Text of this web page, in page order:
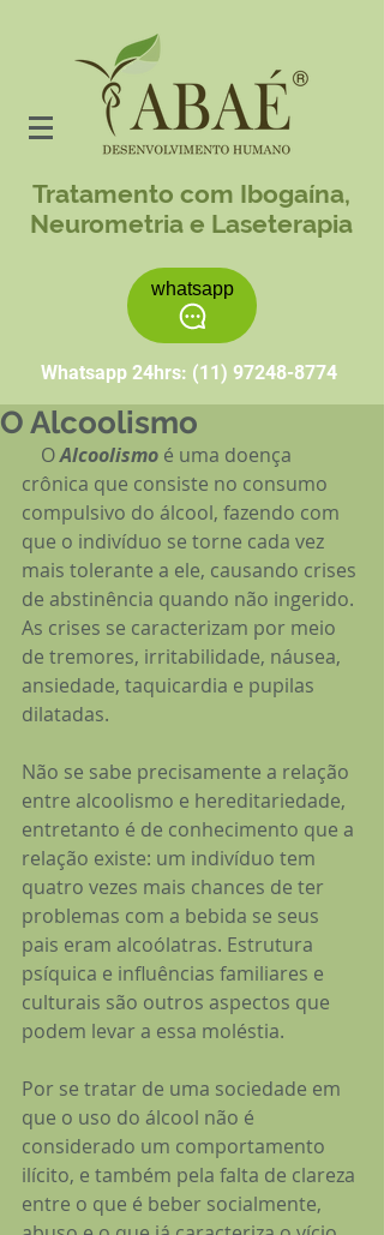
Tratamento com Ibogaína,
Neurometria e Laseterapia
whatsapp
Whatsapp 24hrs: (11) 97248-8774
O Alcoolismo
    O
Alcoolismo é uma doença
crônica que consiste no consumo
compulsivo do álcool, fazendo com
que o indivíduo se torne cada vez
mais tolerante a ele, causando crises
de abstinência quando não ingerido.
As crises se caracterizam por meio
de tremores, irritabilidade, náusea,
ansiedade, taquicardia e pupilas
dilatadas.
Não se sabe precisamente a relação
entre alcoolismo e hereditariedade,
entretanto é de conhecimento que a
relação existe: um indivíduo tem
quatro vezes mais chances de ter
problemas com a bebida se seus
pais eram alcoólatras. Estrutura
psíquica e influências familiares e
culturais são outros aspectos que
podem levar a essa moléstia.
Por se tratar de uma sociedade em
que o uso do álcool não é
considerado um comportamento
ilícito, e também pela falta de clareza
entre o que é beber socialmente,